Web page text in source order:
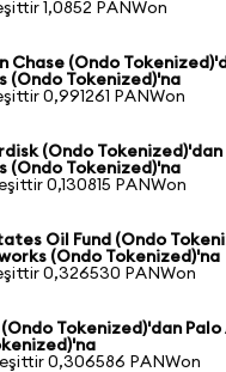
1,0852 PANWon
Chase (Ondo
(Ondo Tokenized)'na
0,991261 PANWon
(Ondo
(Ondo Tokenized)'na
0,130815 PANWon
Oil Fund (Ondo
(Ondo Tokenized)'na
0,326530 PANWon
Tokenized)'dan
eşittir 0,306586 PANWon